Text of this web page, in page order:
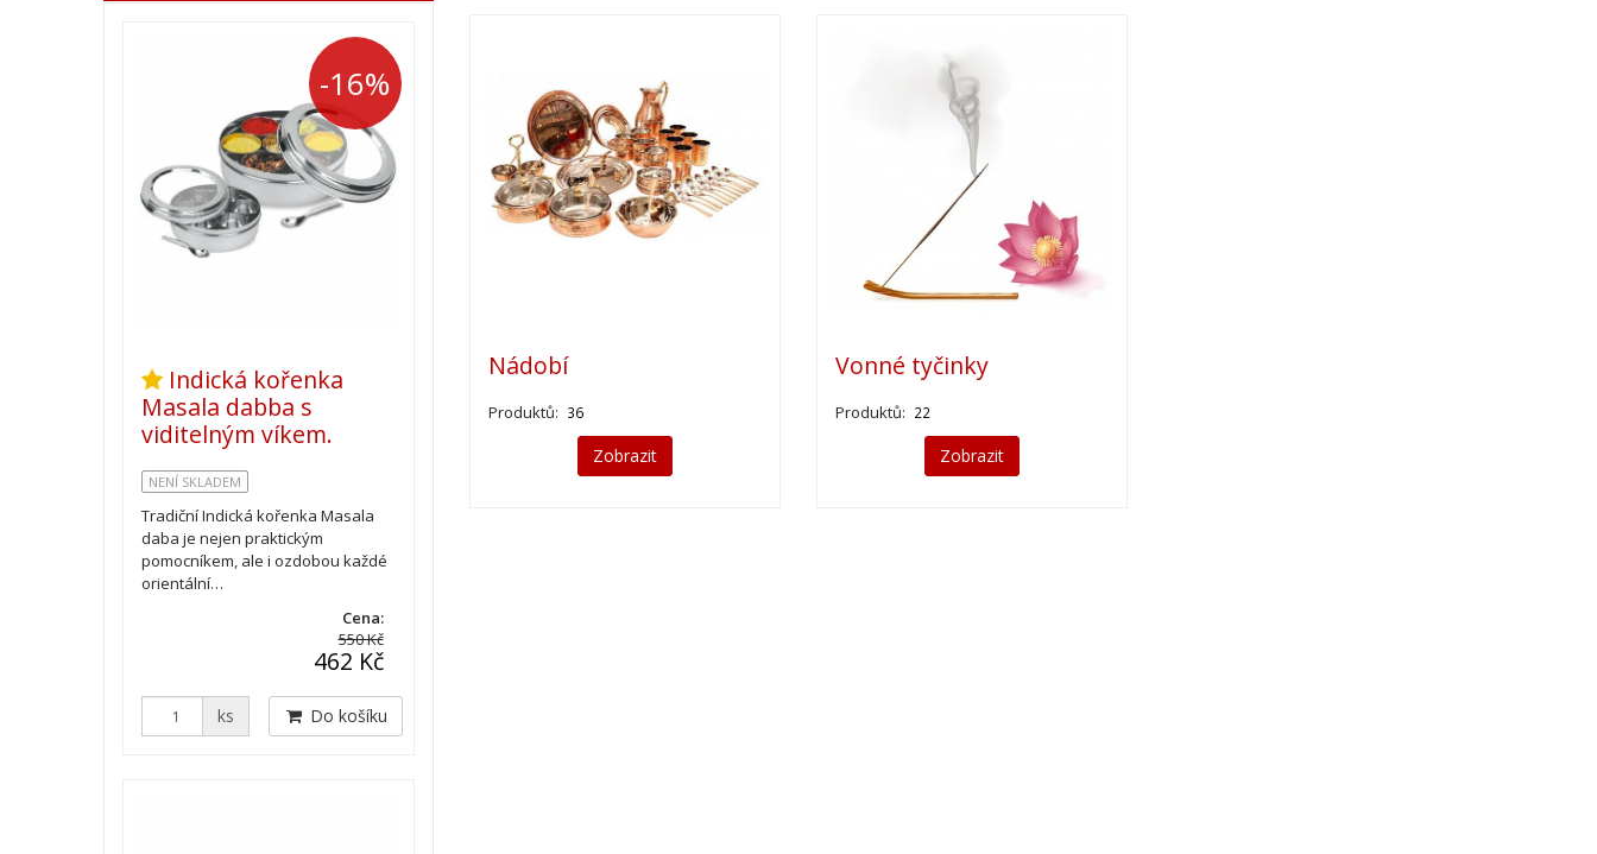
Nádobí
Produktů: 36
Zobrazit
Vonné tyčinky
Produktů: 22
Zobrazit
-16%
Indická kořenka
Masala dabba s
viditelným víkem.
NENÍ SKLADEM
Tradiční Indická kořenka Masala
daba je nejen praktickým
pomocníkem, ale i ozdobou každé
orientální…
Cena:
550 Kč
462 Kč
ks Do košíku